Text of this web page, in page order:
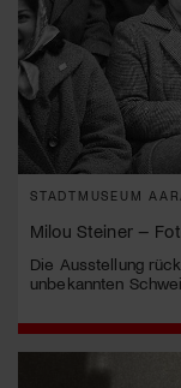
STADTMUSEUM
Milou Steiner –
Die Ausstellung
unbekannten